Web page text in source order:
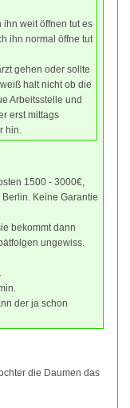
weit öffnen tut es
ihn normal öffne tut
gehen oder sollte
halt nicht ob die
Arbeitsstelle und
erst mittags
hin.
1500 - 3000€,
Keine Garantie
bekommt dann
ungewiss.
der ja schon
die Daumen das